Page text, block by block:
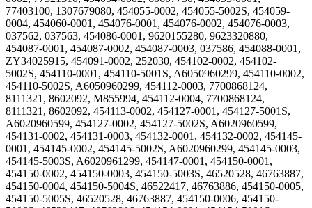
77403100, 1307679080, 454055-0002, 454055-5002S, 454059-
0004, 454060-0001, 454076-0001, 454076-0002, 454076-0003,
037562, 037563, 454086-0001, 9620155280, 9623320880,
454087-0001, 454087-0002, 454087-0003, 037586, 454088-0001,
ZY34025915, 454091-0002, 252030, 454102-0002, 454102-
5002S, 454110-0001, 454110-5001S, A6050960299, 454110-0002,
454110-5002S, A6050960299, 454112-0003, 7700868124,
8111321, 8602092, M855994, 454112-0004, 7700868124,
8111321, 8602092, 454113-0002, 454127-0001, 454127-5001S,
A6020960599, 454127-0002, 454127-5002S, A6020960599,
454131-0002, 454131-0003, 454132-0001, 454132-0002, 454145-
0001, 454145-0002, 454145-5002S, A6020960299, 454145-0003,
454145-5003S, A6020961299, 454147-0001, 454150-0001,
454150-0002, 454150-0003, 454150-5003S, 46520528, 46763887,
454150-0004, 454150-5004S, 46522417, 46763886, 454150-0005,
454150-5005S, 46520528, 46763887, 454150-0006, 454150-